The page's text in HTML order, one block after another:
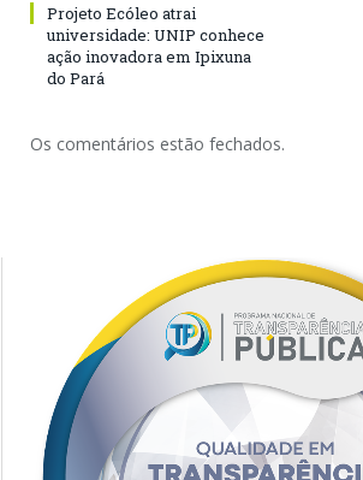
Projeto Ecóleo atrai
universidade: UNIP conhece
ação inovadora em Ipixuna
do Pará
Os comentários estão fechados.